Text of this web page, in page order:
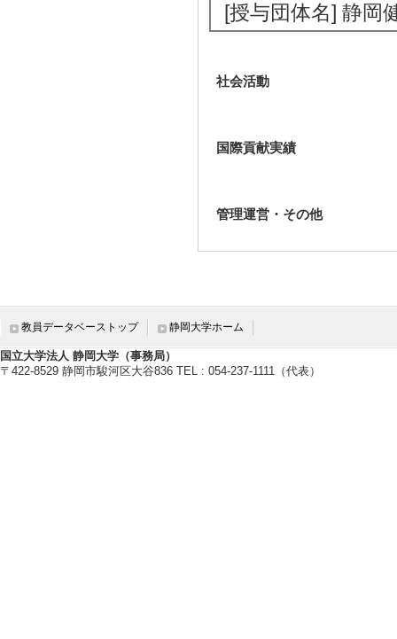
[授与団体名] 静岡
社会活動
国際貢献実績
管理運営・その他
教員データベーストップ 静岡大学ホーム
国立大学法人 静岡大学（事務局）
〒422-8529 静岡市駿河区大谷836 TEL : 054-237-1111（代表）